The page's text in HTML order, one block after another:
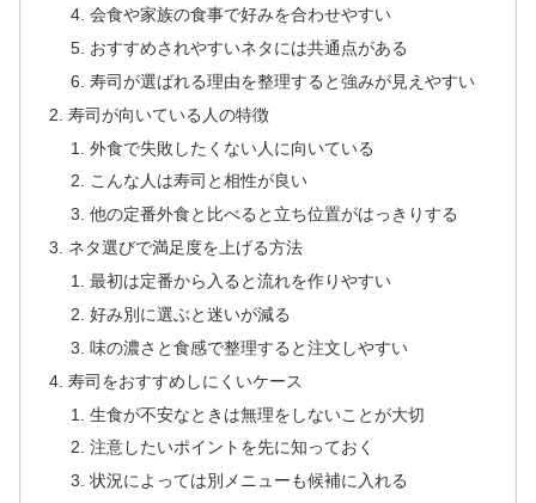
会食や家族の食事で好みを合わせやすい
おすすめされやすいネタには共通点がある
寿司が選ばれる理由を整理すると強みが見えやすい
寿司が向いている人の特徴
外食で失敗したくない人に向いている
こんな人は寿司と相性が良い
他の定番外食と比べると立ち位置がはっきりする
ネタ選びで満足度を上げる方法
最初は定番から入ると流れを作りやすい
好み別に選ぶと迷いが減る
味の濃さと食感で整理すると注文しやすい
寿司をおすすめしにくいケース
生食が不安なときは無理をしないことが大切
注意したいポイントを先に知っておく
状況によっては別メニューも候補に入れる